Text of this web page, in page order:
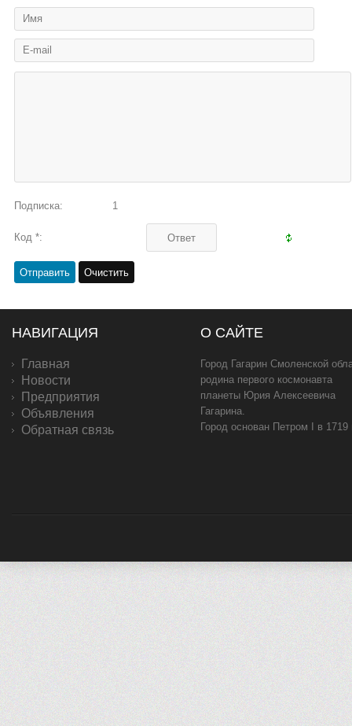
Подписка: 1
Код *:
НАВИГАЦИЯ
Главная
Новости
Предприятия
Объявления
Обратная связь
О САЙТЕ
Город Гагарин Смоленской
родина первого космонавта
планеты Юрия Алексеевича
Гагарина.
Город основан Петром I в 1719